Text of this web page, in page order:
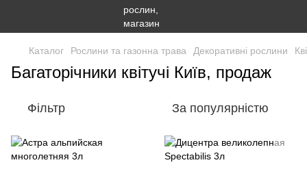
Каталог Рослини та газонна трава Декоративні рослини
Багаторічники квітучі Київ, продаж
Фільтр За популярністю